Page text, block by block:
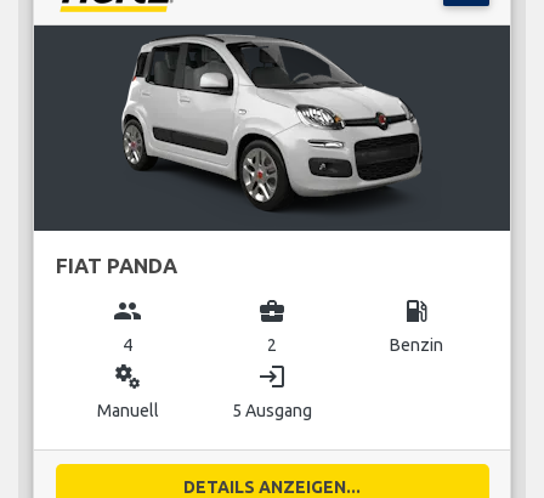
FIAT PANDA
group
4
business_center
2
local_gas_station
Benzin
miscellaneous_services
Manuell
login
5 Ausgang
DETAILS ANZEIGEN...